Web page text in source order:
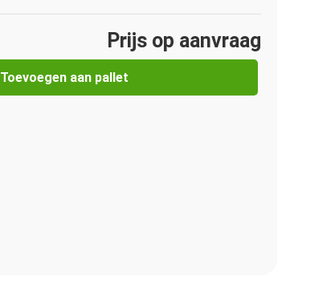
Prijs op aanvraag
Toevoegen aan pallet